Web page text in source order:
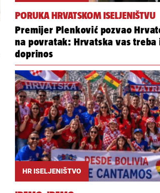
PORUKA HRVATSKOM ISELJENIŠTVU
Premijer Plenković pozvao
na povratak: Hrvatska vas treba
doprinos
HR ISELJENIŠTVO